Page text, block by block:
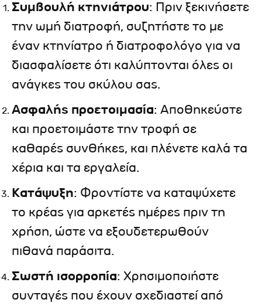
Συμβουλή κτηνιάτρου: Πριν ξεκινήσετε
την ωμή διατροφή, συζητήστε το με
έναν κτηνίατρο ή διατροφολόγο για να
διασφαλίσετε ότι καλύπτονται όλες οι
ανάγκες του σκύλου σας.
Ασφαλής προετοιμασία: Αποθηκεύστε
και προετοιμάστε την τροφή σε
καθαρές συνθήκες, και πλένετε καλά τα
χέρια και τα εργαλεία.
Κατάψυξη: Φροντίστε να καταψύχετε
το κρέας για αρκετές ημέρες πριν τη
χρήση, ώστε να εξουδετερωθούν
πιθανά παράσιτα.
Σωστή ισορροπία: Χρησιμοποιήστε
συνταγές που έχουν σχεδιαστεί από